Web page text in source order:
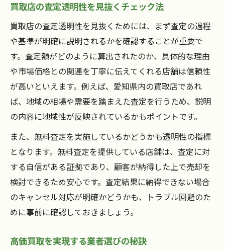
買取店の査定透明性を見抜くチェック法
買取店の査定透明性を見抜くためには、まず査定の過程
や基準が明確に説明されるかを確認することが重要で
す。査定額がどのように算出されたのか、具体的な理由
や市場価格との関連を丁寧に伝えてくれる店舗は信頼性
が高いといえます。例えば、愛知県内の買取店であれ
ば、地域の相場や需要を踏まえた査定を行うため、説明
の内容に地域性が反映されているかもポイントです。
また、無料査定を実施しているかどうかも透明性の指標
となります。無料査定を提供している店舗は、査定に対
する自信がある証拠であり、顧客が納得した上で売却を
検討できるため安心です。査定結果に納得できない場合
のキャンセル対応が明確かどうかも、トラブル回避のた
めに事前に確認しておきましょう。
高価買取を実現する業者選びの秘訣